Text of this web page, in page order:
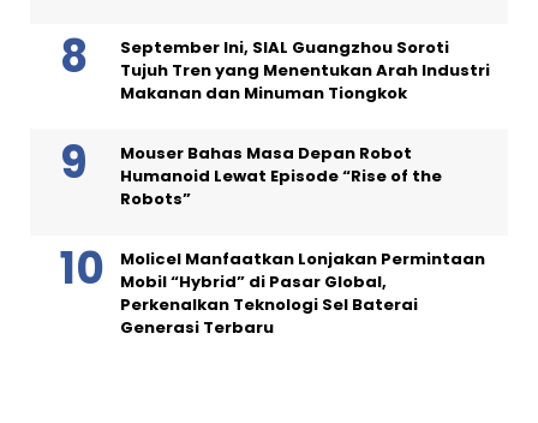
September Ini, SIAL Guangzhou Soroti
Tujuh Tren yang Menentukan Arah Industri
Makanan dan Minuman Tiongkok
Mouser Bahas Masa Depan Robot
Humanoid Lewat Episode “Rise of the
Robots”
Molicel Manfaatkan Lonjakan Permintaan
Mobil “Hybrid” di Pasar Global,
Perkenalkan Teknologi Sel Baterai
Generasi Terbaru